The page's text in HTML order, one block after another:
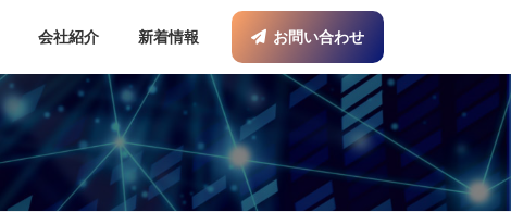
会社紹介 新着情報 お問い合わせ